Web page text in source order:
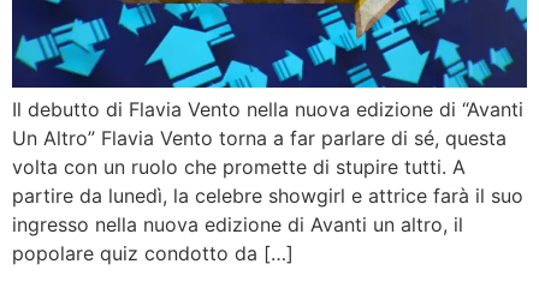
Il debutto di Flavia Vento nella nuova edizione di “Avanti
Un Altro” Flavia Vento torna a far parlare di sé, questa
volta con un ruolo che promette di stupire tutti. A
partire da lunedì, la celebre showgirl e attrice farà il suo
ingresso nella nuova edizione di Avanti un altro, il
popolare quiz condotto da […]